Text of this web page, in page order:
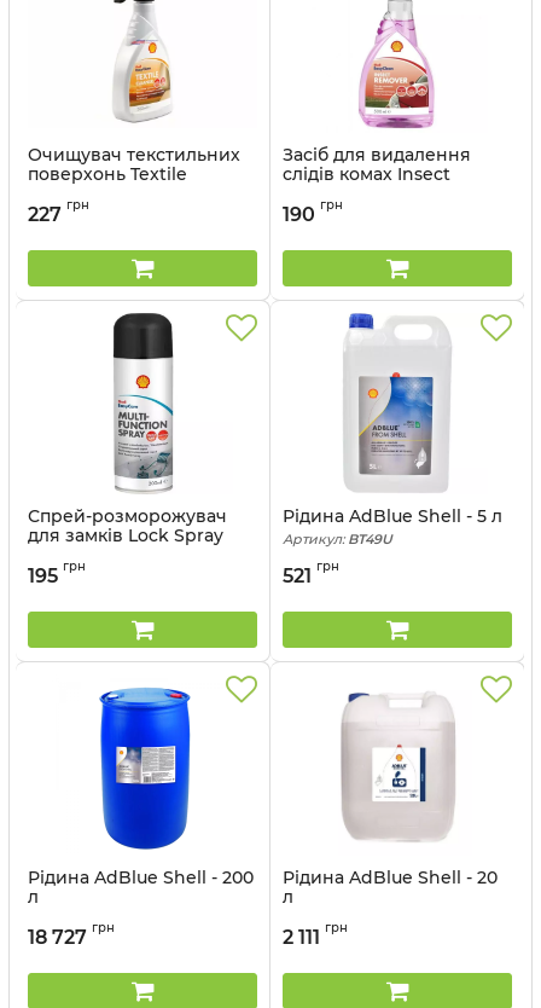
Очищувач текстильних
поверхонь Textile
Артикул:
227 грн
Засіб для видалення
слідів комах Insect
Артикул:
190 грн
Спрей-розморожувач
для замків Lock Spray
Артикул:
195 грн
Рідина AdBlue Shell - 5 л
Артикул: BT49U
521 грн
Рідина AdBlue Shell - 200
л
18 727 грн
Рідина AdBlue Shell - 20
л
2 111 грн